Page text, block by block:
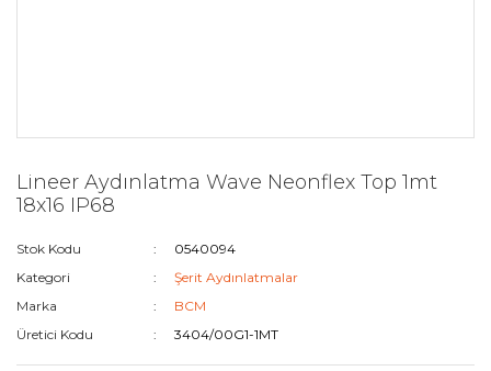
Lineer Aydınlatma Wave Neonflex Top 1mt
18x16 IP68
Stok Kodu
0540094
Kategori
Şerit Aydınlatmalar
Marka
BCM
Üretici Kodu
3404/00G1-1MT